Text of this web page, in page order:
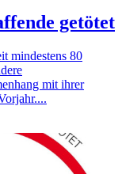
getötet
mindestens 80
mit ihrer